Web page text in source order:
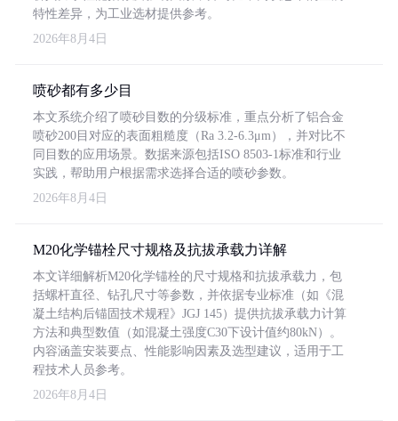
特性差异，为工业选材提供参考。
2026年8月4日
喷砂都有多少目
本文系统介绍了喷砂目数的分级标准，重点分析了铝合金
喷砂200目对应的表面粗糙度（Ra 3.2-6.3μm），并对比不
同目数的应用场景。数据来源包括ISO 8503-1标准和行业
实践，帮助用户根据需求选择合适的喷砂参数。
2026年8月4日
M20化学锚栓尺寸规格及抗拔承载力详解
本文详细解析M20化学锚栓的尺寸规格和抗拔承载力，包
括螺杆直径、钻孔尺寸等参数，并依据专业标准（如《混
凝土结构后锚固技术规程》JGJ 145）提供抗拔承载力计算
方法和典型数值（如混凝土强度C30下设计值约80kN）。
内容涵盖安装要点、性能影响因素及选型建议，适用于工
程技术人员参考。
2026年8月4日